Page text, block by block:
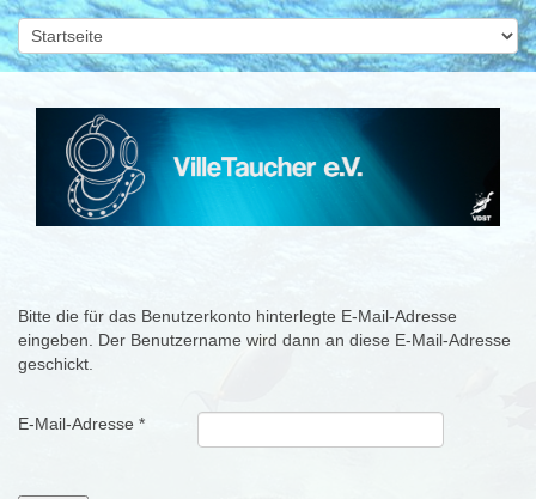
Bitte die für das Benutzerkonto hinterlegte E-Mail-Adresse
eingeben. Der Benutzername wird dann an diese E-Mail-Adresse
geschickt.
E-Mail-Adresse *